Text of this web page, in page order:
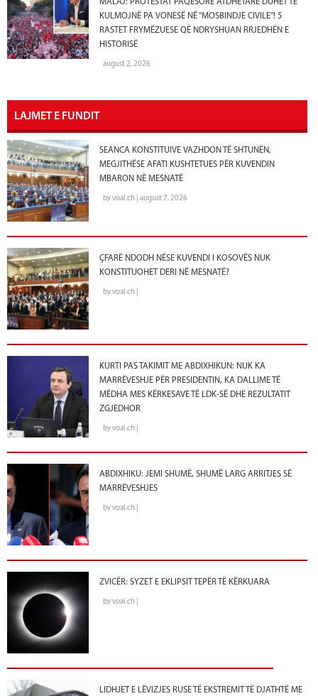
MALAJ: PROTESTAT PAQËSORE ATDHETARE DUHET TË
KULMOJNË PA VONESË NË “MOSBINDJE CIVILE”! 5
RASTET FRYMËZUESE QË NDRYSHUAN RRJEDHËN E
HISTORISË
august 2, 2026
LAJMET E FUNDIT
SEANCA KONSTITUIVE VAZHDON TË SHTUNËN,
MEGJITHËSE AFATI KUSHTETUES PËR KUVENDIN
MBARON NË MESNATË
by voal.ch | august 7, 2026
ÇFARË NDODH NËSE KUVENDI I KOSOVËS NUK
KONSTITUOHET DERI NË MESNATË?
by voal.ch |
KURTI PAS TAKIMIT ME ABDIXHIKUN: NUK KA
MARRËVESHJE PËR PRESIDENTIN, KA DALLIME TË
MËDHA MES KËRKESAVE TË LDK-SË DHE REZULTATIT
ZGJEDHOR
by voal.ch |
ABDIXHIKU: JEMI SHUMË, SHUMË LARG ARRITJES SË
MARRËVESHJES
by voal.ch |
ZVICËR: SYZET E EKLIPSIT TEPËR TË KËRKUARA
by voal.ch |
LIDHJET E LËVIZJES RUSE TË EKSTREMIT TË DJATHTË ME